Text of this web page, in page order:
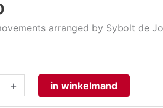
arranged by Sybolt de
+ in winkelmand